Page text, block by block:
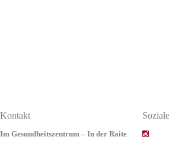
Kontakt
Im Gesundheitszentrum – In der Raite